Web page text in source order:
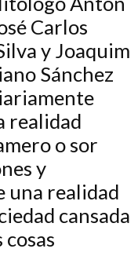
Carlos
y Joaquim
Sánchez
realidad
o sor
y
una realidad
cansada